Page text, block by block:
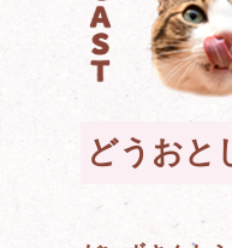
どうおと